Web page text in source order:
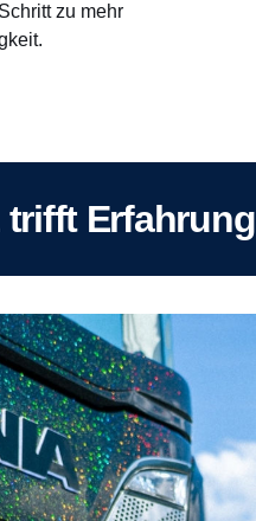
zu mehr
trifft Erfahrung